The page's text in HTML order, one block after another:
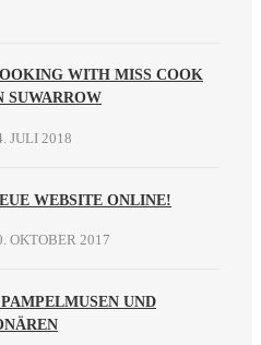
WITH MISS COOK
SUWARROW
JULI 2018
WEBSITE ONLINE!
OKTOBER 2017
UND